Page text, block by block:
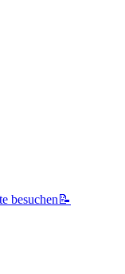
besuchen 📝